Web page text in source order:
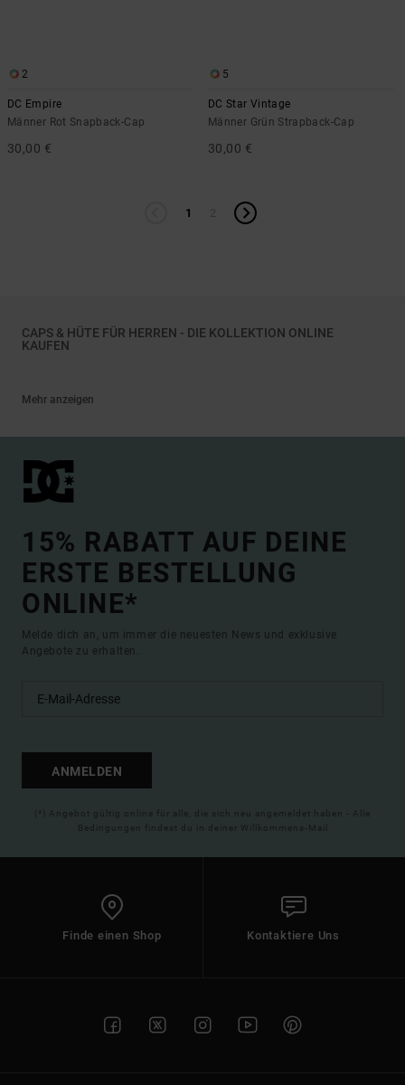
2
DC Empire
Männer Rot Snapback-Cap
30,00 €
5
DC Star Vintage
Männer Grün Strapback-Cap
30,00 €
1
CAPS & HÜTE FÜR HERREN - DIE KOLLEKTION ONLINE
KAUFEN
Mehr anzeigen
15% RABATT AUF DEINE
ERSTE BESTELLUNG
ONLINE*
Melde dich an, um immer die neuesten News und exklusive
Angebote zu erhalten.
ANMELDEN
(*) Angebot gültig online für alle, die sich neu angemeldet haben - Alle
Bedingungen findest du in deiner Willkommens-Mail
Finde einen Shop Kontaktiere Uns